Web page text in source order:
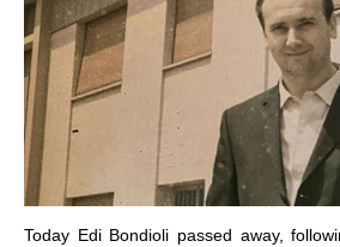
Today Edi Bondioli passed away,